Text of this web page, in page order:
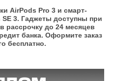
AirPods Pro 3 и смарт-
3. Гаджеты доступны при
рассрочку до 24 месяцев
банка. Оформите заказ
бесплатно.